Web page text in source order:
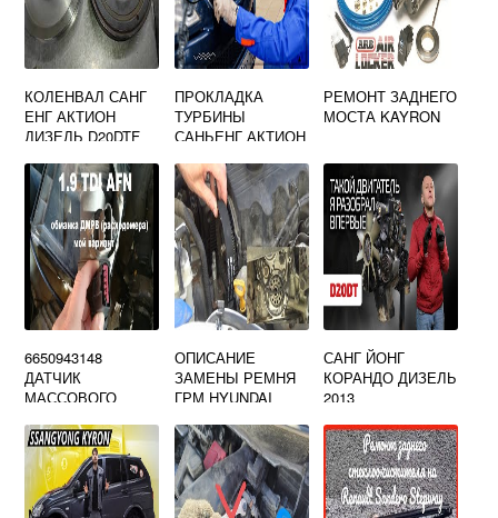
КОЛЕНВАЛ САНГ
ЕНГ АКТИОН
ДИЗЕЛЬ D20DTF
ПРОКЛАДКА
ТУРБИНЫ
САНЬЕНГ АКТИОН
РЕМОНТ ЗАДНЕГО
МОСТА KAYRON
6650943148
ДАТЧИК
МАССОВОГО
ВОЗДУХА
SSANGYONG
АНАЛОГ
ОПИСАНИЕ
ЗАМЕНЫ РЕМНЯ
ГРМ HYUNDAI
ФОТО И ВИДЕО
САНГ ЙОНГ
КОРАНДО ДИЗЕЛЬ
2013